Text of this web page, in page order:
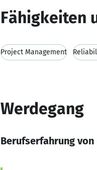
Fähigkeiten
Project Management
Werdegang
Berufserfahrung